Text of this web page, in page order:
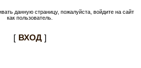
данную страницу, пожалуйста, войдите на сайт
как пользователь.
[ ВХОД]